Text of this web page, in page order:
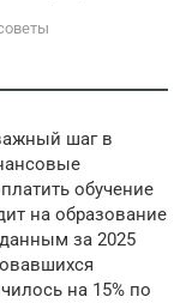
шаг в
обучение
на образование
за 2025
на 15% по